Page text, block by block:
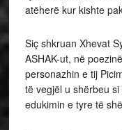
atëherë kur kishte
Siç shkruan Xhevat
ASHAK-ut, në
personazhin e tij
të vegjël u shërbeu
edukimin e tyre të